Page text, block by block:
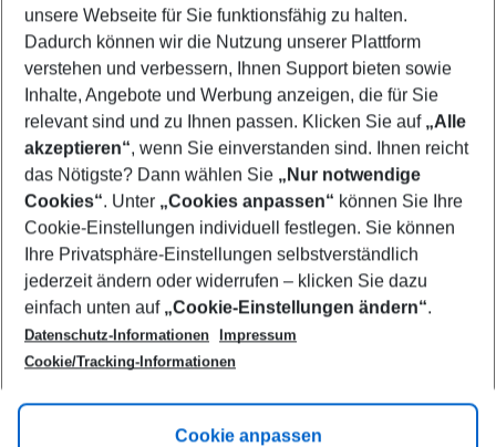
Mehr Filter anzeigen
Footer
Footer navigation
Über uns
AGB
Cookie-Einstellungen ändern
Cookie-Richtlinie
Datenschutz
Service & Hilfe
Barrierefreies Reisen
Check-in
Flugbeschränkungen
Folgen Sie uns
unsere Webseite für Sie funktionsfähig zu halten.
Dadurch können wir die Nutzung unserer Plattform
verstehen und verbessern, Ihnen Support bieten sowie
Inhalte, Angebote und Werbung anzeigen, die für Sie
relevant sind und zu Ihnen passen. Klicken Sie auf „Alle
akzeptieren“, wenn Sie einverstanden sind. Ihnen reicht
das Nötigste? Dann wählen Sie „Nur notwendige
Cookies“. Unter „Cookies anpassen“ können Sie Ihre
Cookie-Einstellungen individuell festlegen. Sie können
Ihre Privatsphäre-Einstellungen selbstverständlich
jederzeit ändern oder widerrufen – klicken Sie dazu
einfach unten auf „Cookie-Einstellungen ändern“.
Datenschutz-Informationen
Impressum
Cookie/Tracking-Informationen
Cookie anpassen